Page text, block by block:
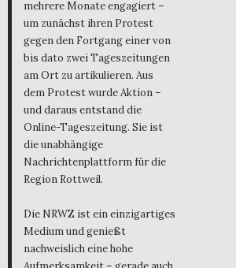
mehrere Monate engagiert –
um zunächst ihren Protest
gegen den Fortgang einer von
bis dato zwei Tageszeitungen
am Ort zu artikulieren. Aus
dem Protest wurde Aktion –
und daraus entstand die
Online-Tageszeitung. Sie ist
die unabhängige
Nachrichtenplattform für die
Region Rottweil.
Die NRWZ ist ein einzigartiges
Medium und genießt
nachweislich eine hohe